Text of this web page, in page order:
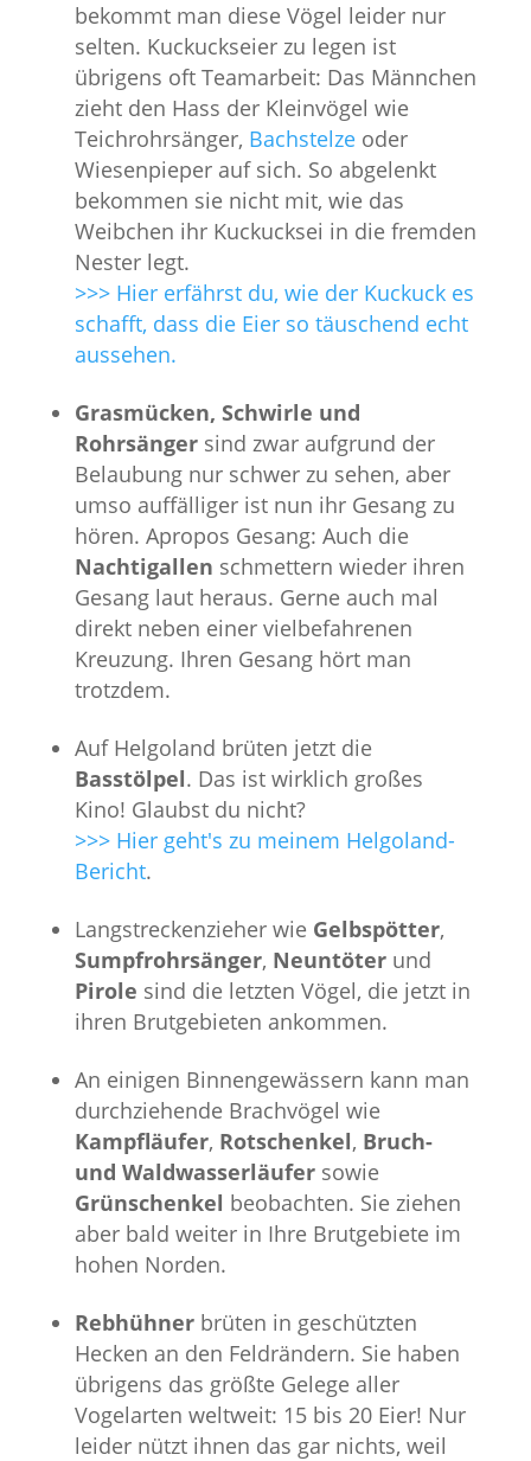
bekommt man diese Vögel leider nur
selten. Kuckuckseier zu legen ist
übrigens oft Teamarbeit: Das Männchen
zieht den Hass der Kleinvögel wie
Teichrohrsänger, Bachstelze oder
Wiesenpieper auf sich. So abgelenkt
bekommen sie nicht mit, wie das
Weibchen ihr Kuckucksei in die fremden
Nester legt.
>>> Hier erfährst du, wie der Kuckuck es
schafft, dass die Eier so täuschend echt
aussehen.
Grasmücken, Schwirle und
Rohrsänger sind zwar aufgrund der
Belaubung nur schwer zu sehen, aber
umso auffälliger ist nun ihr Gesang zu
hören. Apropos Gesang: Auch die
Nachtigallen schmettern wieder ihren
Gesang laut heraus. Gerne auch mal
direkt neben einer vielbefahrenen
Kreuzung. Ihren Gesang hört man
trotzdem.
Auf Helgoland brüten jetzt die
Basstölpel. Das ist wirklich großes
Kino! Glaubst du nicht?
>>> Hier geht's zu meinem Helgoland-
Bericht.
Langstreckenzieher wie Gelbspötter,
Sumpfrohrsänger, Neuntöter und
Pirole sind die letzten Vögel, die jetzt in
ihren Brutgebieten ankommen.
An einigen Binnengewässern kann man
durchziehende Brachvögel wie
Kampfläufer, Rotschenkel, Bruch-
und Waldwasserläufer sowie
Grünschenkel beobachten. Sie ziehen
aber bald weiter in Ihre Brutgebiete im
hohen Norden.
Rebhühner brüten in geschützten
Hecken an den Feldrändern. Sie haben
übrigens das größte Gelege aller
Vogelarten weltweit: 15 bis 20 Eier! Nur
leider nützt ihnen das gar nichts, weil